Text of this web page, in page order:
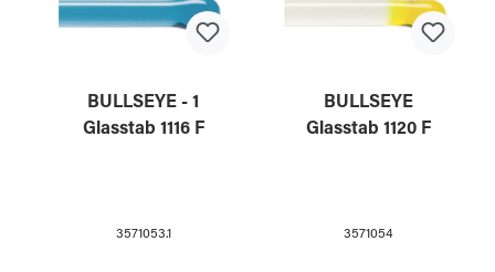
BULLSEYE - 1
Glasstab 1116 F
3571053.1
BULLSEYE
Glasstab 1120 F
3571054